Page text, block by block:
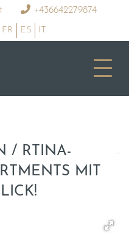
+436642279874
FR ES IT
/ RTINA-
MIT